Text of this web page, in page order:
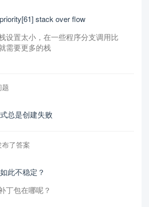
stack over flow
设置太小，在一些程序分支调用比
需要更多的栈
总是创建失败
了答案
此不稳定？
丁包在哪呢？